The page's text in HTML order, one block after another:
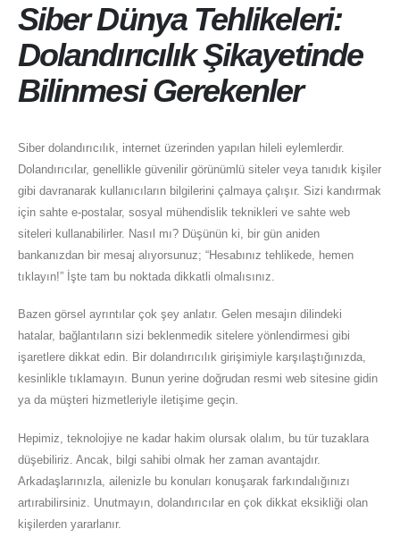
Siber Dünya Tehlikeleri:
Dolandırıcılık Şikayetinde
Bilinmesi Gerekenler
Siber dolandırıcılık, internet üzerinden yapılan hileli eylemlerdir.
Dolandırıcılar, genellikle güvenilir görünümlü siteler veya tanıdık kişiler
gibi davranarak kullanıcıların bilgilerini çalmaya çalışır. Sizi kandırmak
için sahte e-postalar, sosyal mühendislik teknikleri ve sahte web
siteleri kullanabilirler. Nasıl mı? Düşünün ki, bir gün aniden
bankanızdan bir mesaj alıyorsunuz; “Hesabınız tehlikede, hemen
tıklayın!” İşte tam bu noktada dikkatli olmalısınız.
Bazen görsel ayrıntılar çok şey anlatır. Gelen mesajın dilindeki
hatalar, bağlantıların sizi beklenmedik sitelere yönlendirmesi gibi
işaretlere dikkat edin. Bir dolandırıcılık girişimiyle karşılaştığınızda,
kesinlikle tıklamayın. Bunun yerine doğrudan resmi web sitesine gidin
ya da müşteri hizmetleriyle iletişime geçin.
Hepimiz, teknolojiye ne kadar hakim olursak olalım, bu tür tuzaklara
düşebiliriz. Ancak, bilgi sahibi olmak her zaman avantajdır.
Arkadaşlarınızla, ailenizle bu konuları konuşarak farkındalığınızı
artırabilirsiniz. Unutmayın, dolandırıcılar en çok dikkat eksikliği olan
kişilerden yararlanır.